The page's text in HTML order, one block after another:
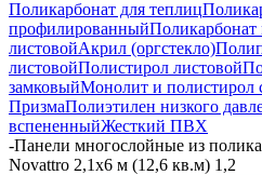
Поликарбонат для теплиц
профилированный
листовойАкрил (оргстекло)
листовойПолистирол листовой
замковыйМонолит и полистирол
ПризмаПолиэтилен низкого
вспененныйЖесткий ПВХ
-Панели многослойные из
Novattro 2,1х6 м (12,6 кв.м) 1,2